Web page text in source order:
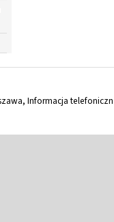
Informacja